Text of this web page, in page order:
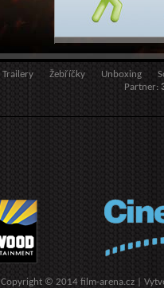
Unboxing
Žebříčky
Trailery
Partner:
Copyright © 2014 film-arena.cz|